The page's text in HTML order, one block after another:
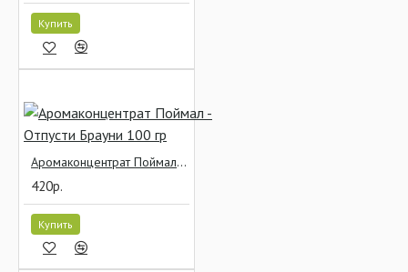
Купить
Аромаконцентрат Поймал - Отпусти Брауни 100 гр
420р.
Купить